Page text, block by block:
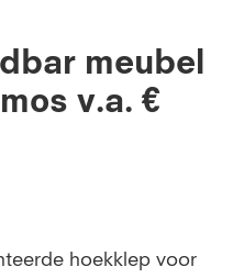
meubel
v.a. €
hoekklep voor